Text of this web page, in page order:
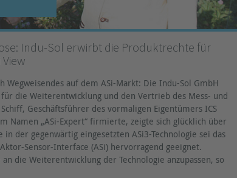
Indu-Sol erwirbt die Produktrechte für
Wegweisendes auf dem ASi-Markt: Die Indu-Sol GmbH
die Weiterentwicklung und den Vertrieb des Mess- und
Geschäftsführer des vormaligen Eigentümers ICS
Namen „ASi-Expert“ firmierte, zeigte sich glücklich über
der gegenwärtig eingesetzten ASi3-Technologie sei das
Sensor-Interface (ASi) hervorragend geeignet.
die Weiterentwicklung der Technologie anzupassen, so